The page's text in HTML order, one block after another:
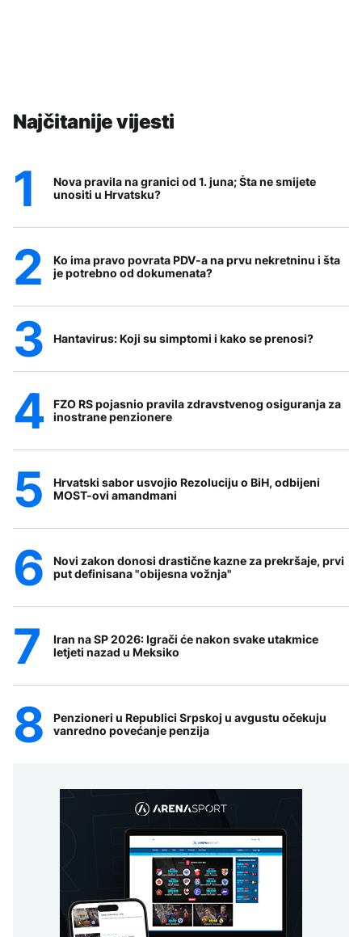
Najčitanije vijesti
Nova pravila na granici od 1. juna; Šta ne smijete
unositi u Hrvatsku?
Ko ima pravo povrata PDV-a na prvu nekretninu i šta
je potrebno od dokumenata?
Hantavirus: Koji su simptomi i kako se prenosi?
FZO RS pojasnio pravila zdravstvenog osiguranja za
inostrane penzionere
Hrvatski sabor usvojio Rezoluciju o BiH, odbijeni
MOST-ovi amandmani
Novi zakon donosi drastične kazne za prekršaje, prvi
put definisana "obijesna vožnja"
Iran na SP 2026: Igrači će nakon svake utakmice
letjeti nazad u Meksiko
Penzioneri u Republici Srpskoj u avgustu očekuju
vanredno povećanje penzija